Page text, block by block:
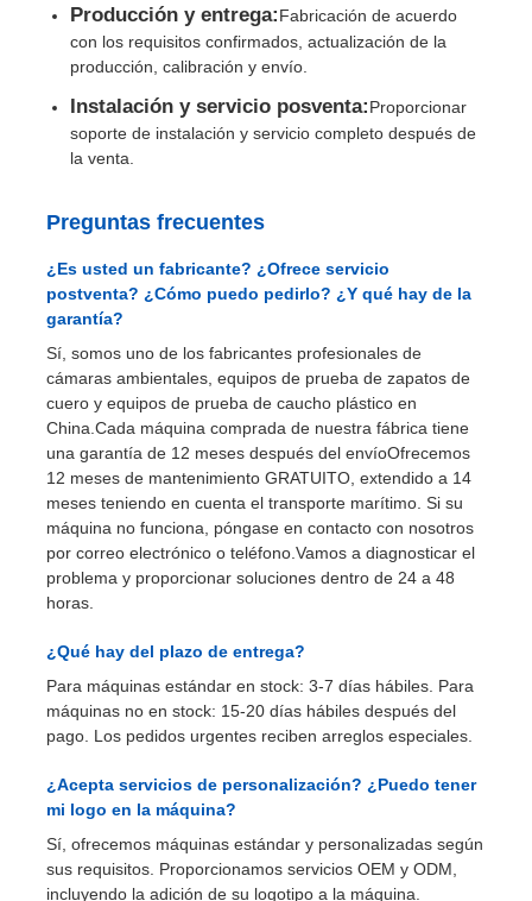
Producción y entrega:Fabricación de acuerdo
con los requisitos confirmados, actualización de la
producción, calibración y envío.
Instalación y servicio posventa:Proporcionar
soporte de instalación y servicio completo después de
la venta.
Preguntas frecuentes
¿Es usted un fabricante? ¿Ofrece servicio
postventa? ¿Cómo puedo pedirlo? ¿Y qué hay de la
garantía?
Sí, somos uno de los fabricantes profesionales de
cámaras ambientales, equipos de prueba de zapatos de
cuero y equipos de prueba de caucho plástico en
China.Cada máquina comprada de nuestra fábrica tiene
una garantía de 12 meses después del envíoOfrecemos
12 meses de mantenimiento GRATUITO, extendido a 14
meses teniendo en cuenta el transporte marítimo. Si su
máquina no funciona, póngase en contacto con nosotros
por correo electrónico o teléfono.Vamos a diagnosticar el
problema y proporcionar soluciones dentro de 24 a 48
horas.
¿Qué hay del plazo de entrega?
Para máquinas estándar en stock: 3-7 días hábiles. Para
máquinas no en stock: 15-20 días hábiles después del
pago. Los pedidos urgentes reciben arreglos especiales.
¿Acepta servicios de personalización? ¿Puedo tener
mi logo en la máquina?
Sí, ofrecemos máquinas estándar y personalizadas según
sus requisitos. Proporcionamos servicios OEM y ODM,
incluyendo la adición de su logotipo a la máquina.